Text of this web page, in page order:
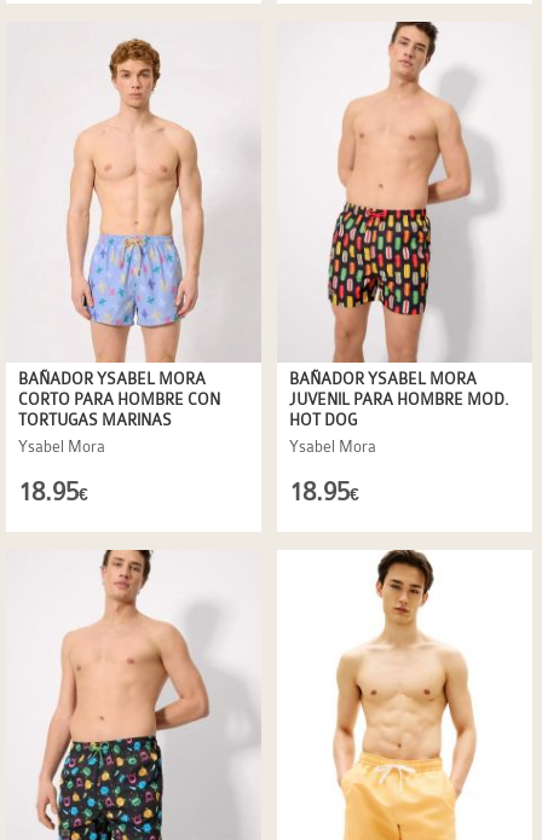
BAÑADOR YSABEL MORA
CORTO PARA HOMBRE CON
TORTUGAS MARINAS
Ysabel Mora
18.95€
BAÑADOR YSABEL MORA
JUVENIL PARA HOMBRE MOD.
HOT DOG
Ysabel Mora
18.95€